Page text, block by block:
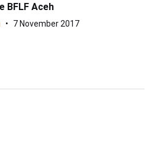
BFLF Aceh
7 November 2017